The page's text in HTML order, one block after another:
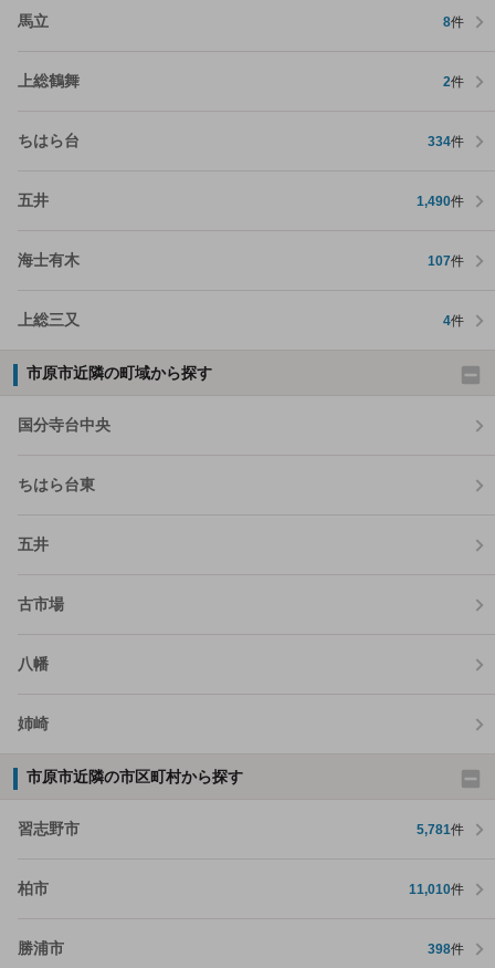
馬立 8件
上総鶴舞 2件
ちはら台 334件
五井 1,490件
海士有木 107件
上総三又 4件
市原市近隣の町域から探す
国分寺台中央
ちはら台東
五井
古市場
八幡
姉崎
市原市近隣の市区町村から探す
習志野市 5,781件
柏市 11,010件
勝浦市 398件